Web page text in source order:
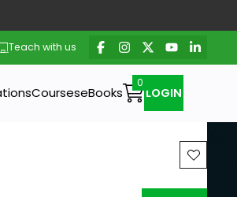
Teach with us
CourseseBooks LOGIN
price: